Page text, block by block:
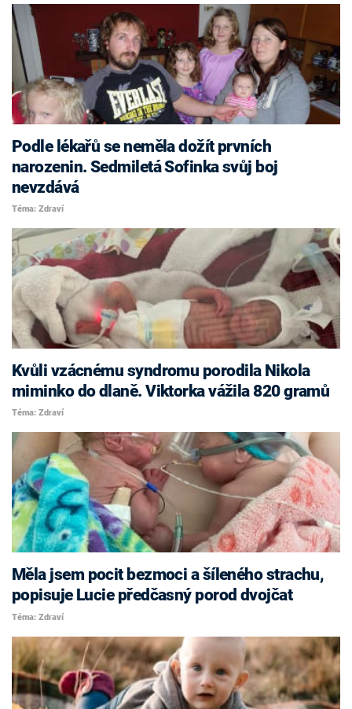
Podle lékařů se neměla dožít prvních
narozenin. Sedmiletá Sofinka svůj boj
nevzdává
Téma: Zdraví
Kvůli vzácnému syndromu porodila Nikola
miminko do dlaně. Viktorka vážila 820 gramů
Téma: Zdraví
Měla jsem pocit bezmoci a šíleného strachu,
popisuje Lucie předčasný porod dvojčat
Téma: Zdraví